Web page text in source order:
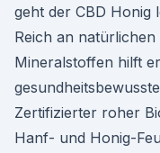
geht der CBD
Reich an
Mineralstoffen hilft
Zertifizierter roher
Hanf- und Honig-